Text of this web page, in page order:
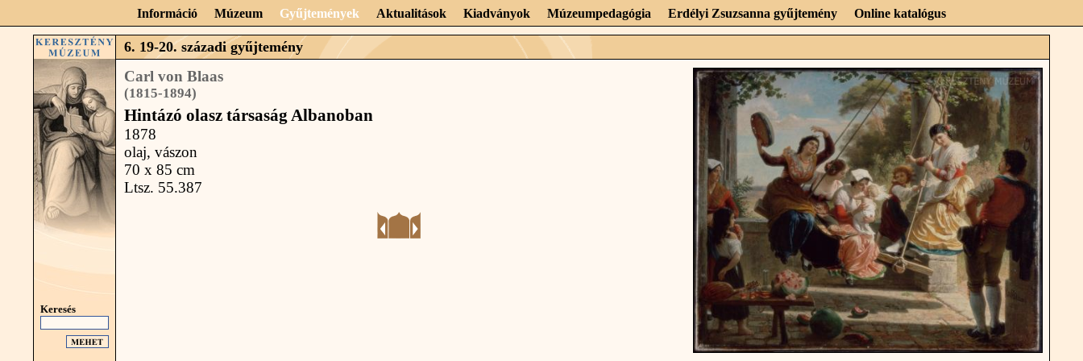
Információ Múzeum Gyűjtemények Aktualitások Kiadványok Múzeumpedagógia Erdélyi Zsuzsanna gyűjtemény Online katalógus
Keresés
6. 19-20. századi gyűjtemény
Carl von Blaas
(1815-1894)
Hintázó olasz társaság Albanoban
1878
olaj, vászon
70 x 85 cm
Ltsz. 55.387